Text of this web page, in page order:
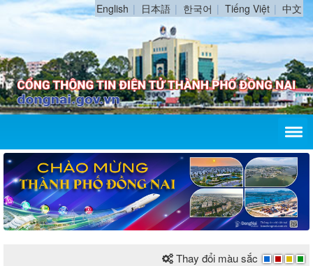
English 日本語 한국어 Tiếng Việt 中文
Thay đổi màu sắc